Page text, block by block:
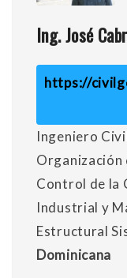
Ing. José
https://
Ingeniero
Organización
Control de la
Industrial y
Estructural
Dominicana